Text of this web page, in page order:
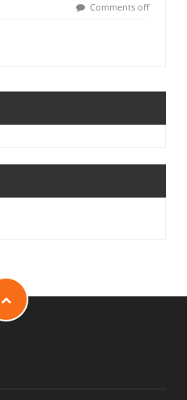
Comments off